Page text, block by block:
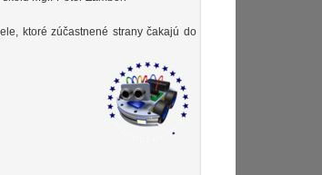
ktoré zúčastnené strany čakajú do